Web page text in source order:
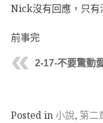
Nick沒有回應，只有
前事完
2-17-不要驚動
Posted in小說, 第二